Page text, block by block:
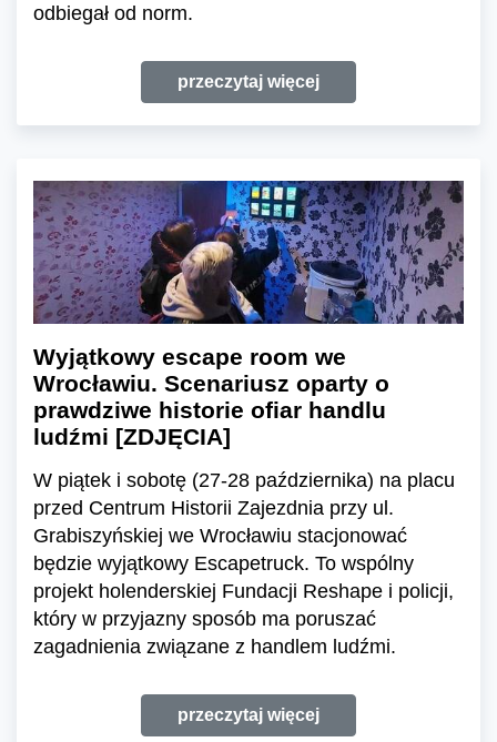
odbiegał od norm.
przeczytaj więcej
Wyjątkowy escape room we
Wrocławiu. Scenariusz oparty o
prawdziwe historie ofiar handlu
ludźmi [ZDJĘCIA]
W piątek i sobotę (27-28 października) na placu
przed Centrum Historii Zajezdnia przy ul.
Grabiszyńskiej we Wrocławiu stacjonować
będzie wyjątkowy Escapetruck. To wspólny
projekt holenderskiej Fundacji Reshape i policji,
który w przyjazny sposób ma poruszać
zagadnienia związane z handlem ludźmi.
przeczytaj więcej